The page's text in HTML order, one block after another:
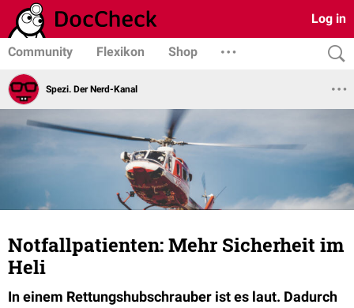
Log in
Community Flexikon Shop
Spezi. Der Nerd-Kanal
Notfallpatienten: Mehr Sicherheit im
Heli
In einem Rettungshubschrauber ist es laut. Dadurch